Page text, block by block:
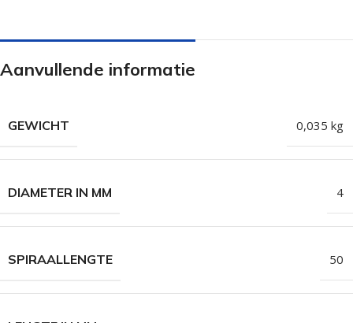
Aanvullende informatie
GEWICHT 0,035 kg
DIAMETER IN MM 4
SPIRAALLENGTE 50